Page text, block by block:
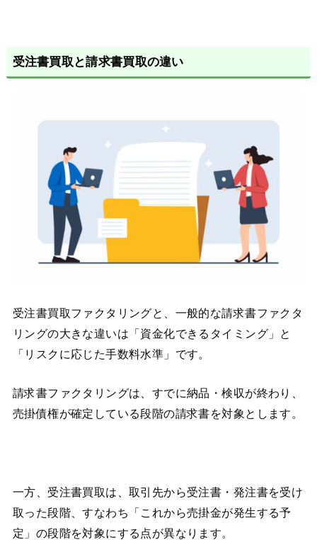
受注書買取と請求書買取の違い
受注書買取ファクタリングと、一般的な請求書ファクタ
リングの大きな違いは「資金化できるタイミング」と
「リスクに応じた手数料水準」です。
請求書ファクタリングは、すでに納品・検収が終わり、
売掛債権が確定している段階の請求書を対象とします。
一方、受注書買取は、取引先から受注書・発注書を受け
取った段階、すなわち「これから売掛金が発生する予
定」の段階を対象にする点が異なります。